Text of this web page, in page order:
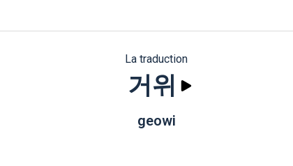
La traduction
거위
geowi